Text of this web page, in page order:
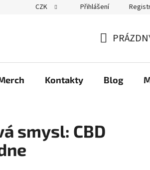
CZK Přihlášení
KOŠÍK
Kontakty Blog
smysl: CBD